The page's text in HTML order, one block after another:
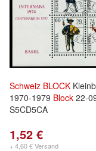
Schweiz BLOCK
1970-1979 Block 22-
S5CD5CA
1,52 €
+ 4,60 € Versand